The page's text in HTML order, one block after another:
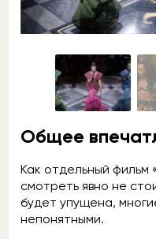
Общее
Как отдельный фильм
смотреть явно не
будет упущена,
непонятными.